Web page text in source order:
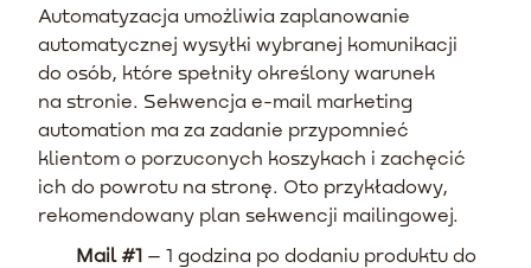
Automatyzacja umożliwia zaplanowanie
automatycznej wysyłki wybranej komunikacji
do osób, które spełniły określony warunek
na stronie. Sekwencja e-mail marketing
automation ma za zadanie przypomnieć
klientom o porzuconych koszykach i zachęcić
ich do powrotu na stronę. Oto przykładowy,
rekomendowany plan sekwencji mailingowej.
Mail #1 – 1 godzina po dodaniu produktu do